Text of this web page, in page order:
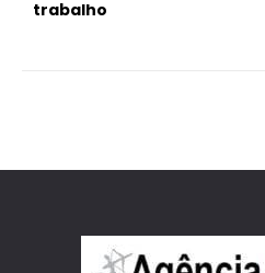
trabalho